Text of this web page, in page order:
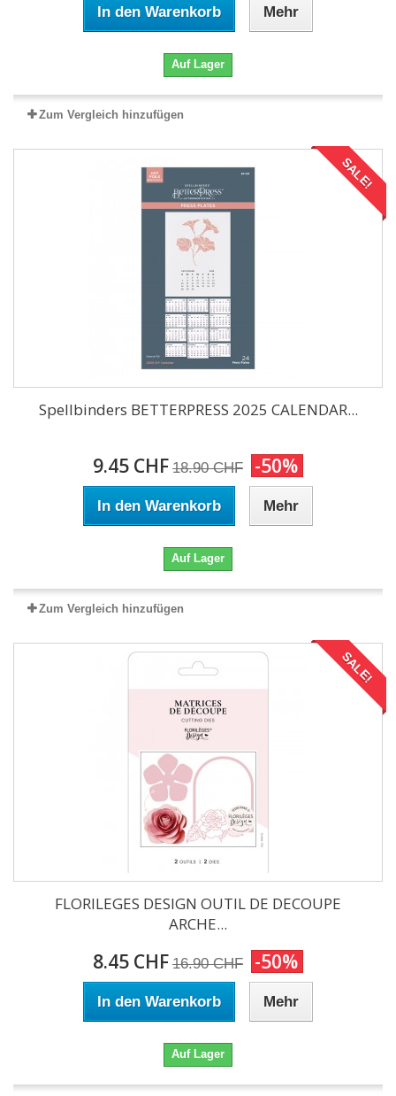
In den Warenkorb Mehr
Auf Lager
Zum Vergleich hinzufügen
SALE!
Spellbinders BETTERPRESS 2025 CALENDAR...
9.45 CHF 18.90 CHF -50%
In den Warenkorb Mehr
Auf Lager
Zum Vergleich hinzufügen
SALE!
FLORILEGES DESIGN OUTIL DE DECOUPE
ARCHE...
8.45 CHF 16.90 CHF -50%
In den Warenkorb Mehr
Auf Lager